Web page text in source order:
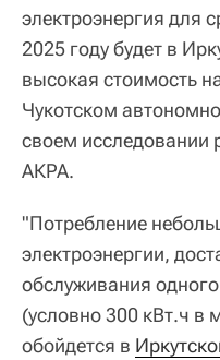
электроэнергия для
2025 году будет в
высокая стоимость
Чукотском
своем исследовании
АКРА.
"Потребление
электроэнергии,
обслуживания
(условно 300 кВт.ч в
обойдется в